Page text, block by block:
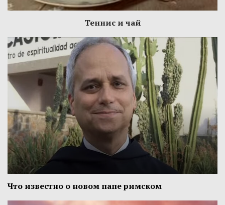
Теннис и чай
Что известно о новом папе римском